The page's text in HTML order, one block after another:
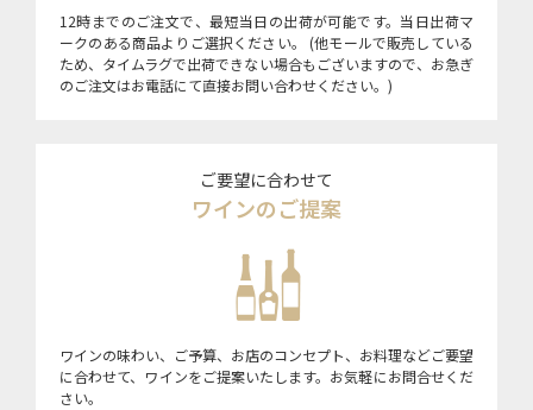
12時までのご注文で、最短当日の出荷が可能です。当日出荷マ
ークのある商品よりご選択ください。 (他モールで販売している
ため、タイムラグで出荷できない場合もございますので、お急ぎ
のご注文はお電話にて直接お問い合わせください。)
ご要望に合わせて
ワインのご提案
ワインの味わい、ご予算、お店のコンセプト、お料理などご要望
に合わせて、ワインをご提案いたします。お気軽にお問合せくだ
さい。